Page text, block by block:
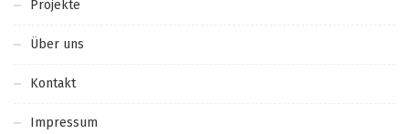
Projekte
Über uns
Kontakt
Impressum